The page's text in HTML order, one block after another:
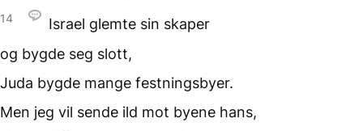
14
Israel glemte sin skaper
og bygde seg slott,
Juda bygde mange festningsbyer.
Men jeg vil sende ild mot byene hans,